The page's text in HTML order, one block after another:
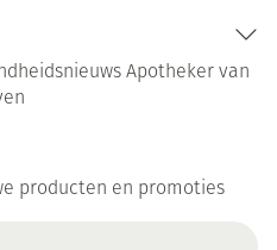
Apotheker van
producten en promoties